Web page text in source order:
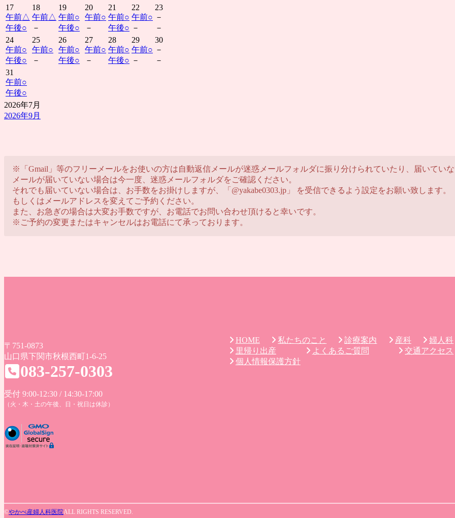
17
午前△
午後○
18
午前△
－
19
午前○
午後○
20
午前○
－
21
午前○
午後○
22
午前○
－
23
－
－
24
午前○
午後○
25
午前○
－
26
午前○
午後○
27
午前○
－
28
午前○
午後○
29
午前○
－
30
－
－
31
午前○
午後○
2026年7月
2026年9月
※「Gmail」等のフリーメールをお使いの方は自動返信メールが迷惑メールフォルダに振り分けられていたり、届いていな
メールが届いていない場合は今一度、迷惑メールフォルダをご確認ください。
それでも届いていない場合は、お手数をお掛けしますが、「@yakabe0303.jp」 を受信できるよう設定をお願い致します。
もしくはメールアドレスを変えてご予約ください。
また、お急ぎの場合は大変お手数ですが、お電話でお問い合わせ頂けると幸いです。
※ご予約の変更またはキャンセルはお電話にて承っております。
〒751-0873
山口県下関市秋根西町1-6-25
083-257-0303
受付 9:00-12:30 / 14:30-17:00
（火・木・土の午後、日・祝日は休診）
HOME 私たちのこと 診療案内 産科
婦人科
里帰り出産
よくあるご質問
交通アクセス
個人情報保護方針
©やかべ産婦人科医院ALL RIGHTS RESERVED.